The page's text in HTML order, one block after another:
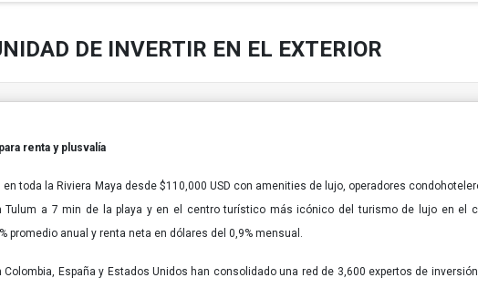
DE INVERTIR EN EL EXTERIOR
renta y plusvalía
toda la Riviera Maya desde $110,000 USD con amenities de lujo, operadores
Tulum a 7 min de la playa y en el centro turístico más icónico del turismo de lujo en el
promedio anual y renta neta en dólares del 0,9% mensual.
España y Estados Unidos han consolidado una red de 3,600 expertos de